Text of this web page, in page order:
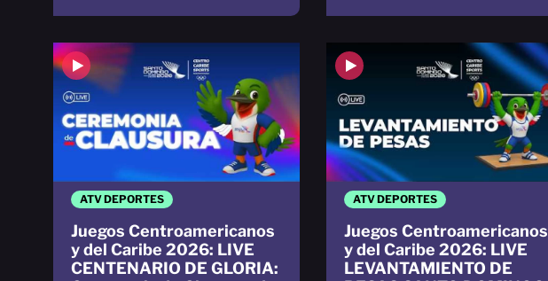
ATV DEPORTES
Juegos Centroamericanos
y del Caribe 2026: LIVE
CENTENARIO DE GLORIA:
ATV DEPORTES
Juegos Centroamericanos
y del Caribe 2026: LIVE
LEVANTAMIENTO DE